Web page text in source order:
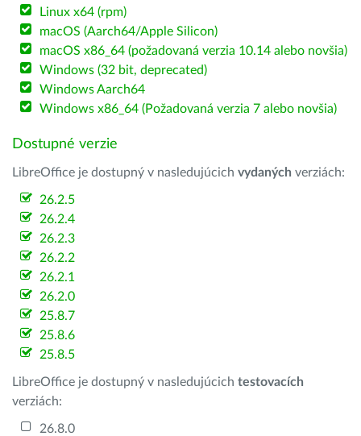
Linux x64 (rpm)
macOS (Aarch64/Apple Silicon)
macOS x86_64 (požadovaná verzia 10.14 alebo novšia)
Windows (32 bit, deprecated)
Windows Aarch64
Windows x86_64 (Požadovaná verzia 7 alebo novšia)
Dostupné verzie
LibreOffice je dostupný v nasledujúcich vydaných verziách:
26.2.5
26.2.4
26.2.3
26.2.2
26.2.1
26.2.0
25.8.7
25.8.6
25.8.5
LibreOffice je dostupný v nasledujúcich testovacích
verziách:
26.8.0